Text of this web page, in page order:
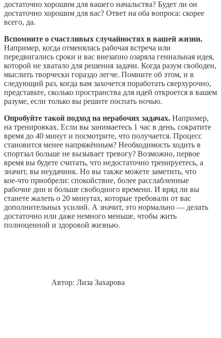
достаточно хорошим для вашего начальства? Будет ли он
достаточно хорошим для вас? Ответ на оба вопроса: скорее
всего, да.
Вспомните о счастливых случайностях в вашей жизни.
Например, когда отменялась рабочая встреча или
передвигались сроки и вас внезапно озаряла гениальная идея,
которой не хватало для решения задачи. Когда разум свободен,
мыслить творчески гораздо легче. Помните об этом, и в
следующий раз, когда вам захочется поработать сверхурочно,
представьте, сколько пространства для идей откроется в вашем
разуме, если только вы решите поспать ночью.
Опробуйте такой подход на нерабочих задачах. Например,
на тренировках. Если вы занимаетесь 1 час в день, сократите
время до 40 минут и посмотрите, что получается. Процесс
становится менее напряжённым? Необходимость ходить в
спортзал больше не вызывает тревогу? Возможно, первое
время вы будете считать, что недостаточно тренируетесь, а
значит, вы неудачник. Но вы также можете заметить, что
кое‑что приобрели: спокойствие, более расслабленные
рабочие дни и больше свободного времени. И вряд ли вы
станете жалеть о 20 минутах, которые требовали от вас
дополнительных усилий. А значит, это нормально — делать
достаточно или даже немного меньше, чтобы жить
полноценной и здоровой жизнью.
Автор: Лиза Захарова